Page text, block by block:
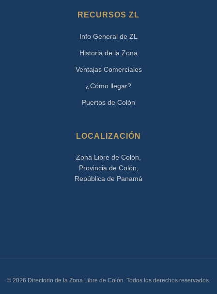
RECURSOS ZL
Info General de ZL
Historia de la Zona
Ventajas Comerciales
¿Cómo llegar?
Puertos de Colón
LOCALIZACIÓN
Zona Libre de Colón,
Provincia de Colón,
República de Panamá
© 2026 Directorio de la Zona Libre de Colón. Todos los derechos reservados.